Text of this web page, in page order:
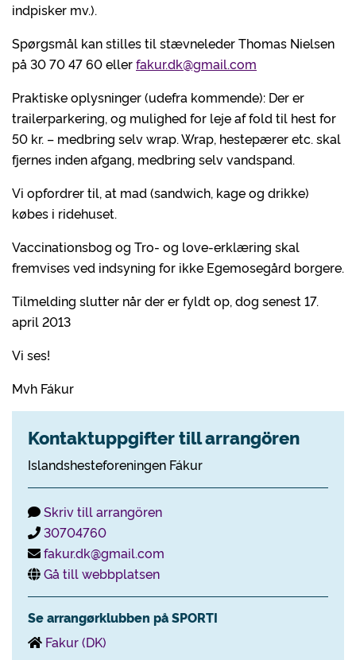
indpisker mv.).
Spørgsmål kan stilles til stævneleder Thomas Nielsen
på 30 70 47 60 ellerfakur.dk@gmail.com
Praktiske oplysninger (udefra kommende): Der er
trailerparkering, og mulighed for leje af fold til hest for
50 kr. – medbring selv wrap. Wrap, hestepærer etc. skal
fjernes inden afgang, medbring selv vandspand.
Vi opfordrer til, at mad (sandwich, kage og drikke)
købes i ridehuset.
Vaccinationsbog og Tro- og love-erklæring skal
fremvises ved indsyning for ikke Egemosegård borgere.
Tilmelding slutter når der er fyldt op, dog senest 17.
april 2013
Vi ses!
Mvh Fákur
Kontaktuppgifter till arrangören
Islandshesteforeningen Fákur
Skriv till arrangören
30704760
fakur.dk@gmail.com
Gå till webbplatsen
Se arrangørklubben på SPORTI
Fakur (DK)